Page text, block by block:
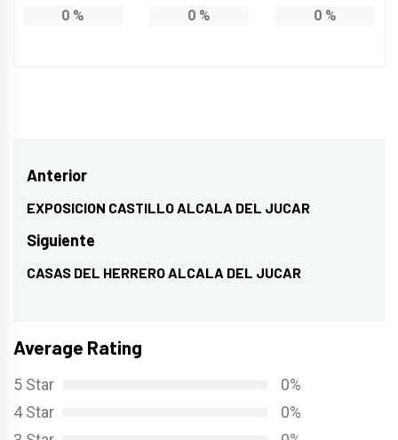
0% 0% 0%
Navegación
de
entradas
Anterior
Entrada
anterior:
EXPOSICION CASTILLO ALCALA DEL JUCAR
Siguiente
Entrada
CASAS DEL HERRERO ALCALA DEL JUCAR
Average Rating
5 Star
0%
4 Star
0%